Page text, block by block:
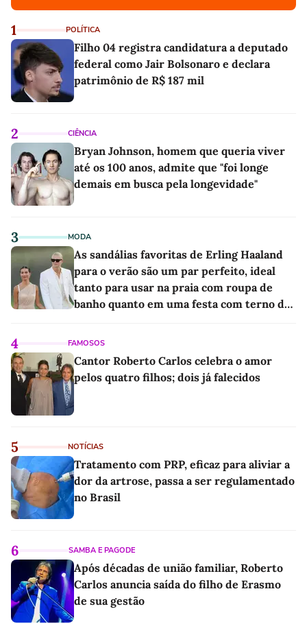
1 POLÍTICA
Filho 04 registra candidatura a deputado
federal como Jair Bolsonaro e declara
patrimônio de R$ 187 mil
2 CIÊNCIA
Bryan Johnson, homem que queria viver
até os 100 anos, admite que "foi longe
demais em busca pela longevidade"
3 MODA
As sandálias favoritas de Erling Haaland
para o verão são um par perfeito, ideal
tanto para usar na praia com roupa de
banho quanto em uma festa com terno de
4 FAMOSOS
Cantor Roberto Carlos celebra o amor
pelos quatro filhos; dois já falecidos
5 NOTÍCIAS
Tratamento com PRP, eficaz para aliviar a
dor da artrose, passa a ser regulamentado
no Brasil
6 SAMBA E PAGODE
Após décadas de união familiar, Roberto
Carlos anuncia saída do filho de Erasmo
de sua gestão